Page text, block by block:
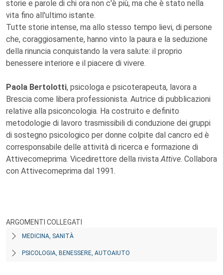
storie e parole di chi ora non c'è più, ma che è stato nella
vita fino all'ultimo istante.
Tutte storie intense, ma allo stesso tempo lievi, di persone
che, coraggiosamente, hanno vinto la paura e la seduzione
della rinuncia conquistando la vera salute: il proprio
benessere interiore e il piacere di vivere.
Paola Bertolotti, psicologa e psicoterapeuta, lavora a
Brescia come libera professionista. Autrice di pubblicazioni
relative alla psiconcologia. Ha costruito e definito
metodologie di lavoro trasmissibili di conduzione dei gruppi
di sostegno psicologico per donne colpite dal cancro ed è
corresponsabile delle attività di ricerca e formazione di
Attivecomeprima. Vicedirettore della rivistaAttive. Collabora
con Attivecomeprima dal 1991.
ARGOMENTI COLLEGATI
MEDICINA, SANITÀ
PSICOLOGIA, BENESSERE, AUTOAIUTO